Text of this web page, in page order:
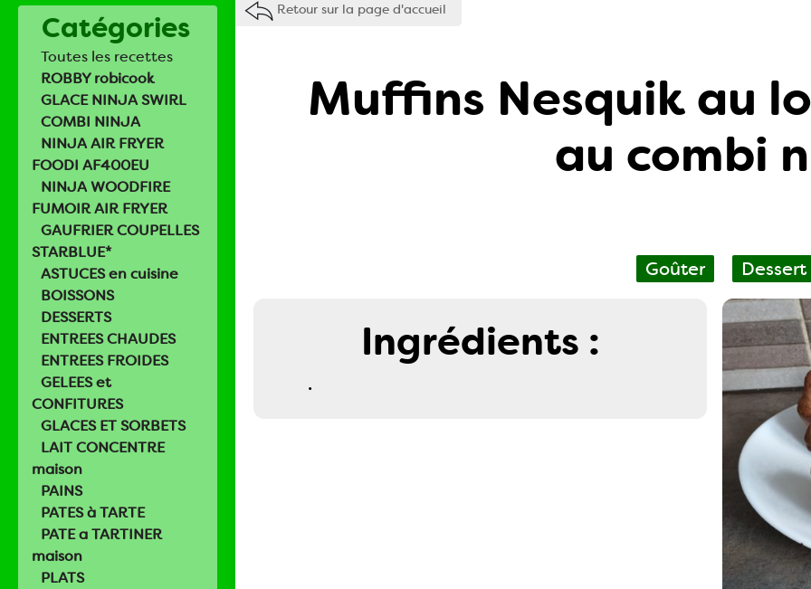
Catégories
Toutes les recettes
ROBBY robicook
GLACE NINJA SWIRL
COMBI NINJA
NINJA AIR FRYER
FOODI AF400EU
NINJA WOODFIRE
FUMOIR AIR FRYER
GAUFRIER COUPELLES
STARBLUE*
ASTUCES en cuisine
BOISSONS
DESSERTS
ENTREES CHAUDES
ENTREES FROIDES
GELEES et
CONFITURES
GLACES ET SORBETS
LAIT CONCENTRE
maison
PAINS
PATES à TARTE
PATE a TARTINER
maison
PLATS
Retour sur la page d'accueil
Muffins Nesquik au
au combi
Goûter Dessert
Ingrédients :
.